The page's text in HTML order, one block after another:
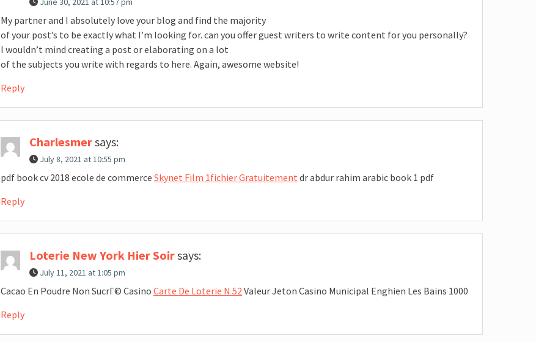
My partner and I absolutely love your blog and find the majority
of your post’s to be exactly what I’m looking for. can you offer guest writers to write content for you personally?
I wouldn’t mind creating a post or elaborating on a lot
of the subjects you write with regards to here. Again, awesome website!
Reply
Charlesmersays:
July 8, 2021 at 10:55 pm
pdf book cv 2018 ecole de commerce Skynet Film 1fichier Gratuitement dr abdur rahim arabic book 1 pdf
Reply
Loterie New York Hier Soirsays:
July 11, 2021 at 1:05 pm
Cacao En Poudre Non SucrГ© Casino Carte De Loterie N 52Valeur Jeton Casino Municipal Enghien Les Bains 1000
Reply